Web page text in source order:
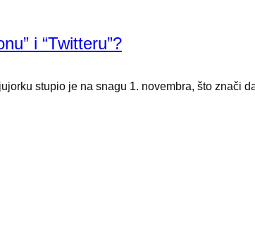
i “Twitteru”?
stupio je na snagu 1. novembra, što znači